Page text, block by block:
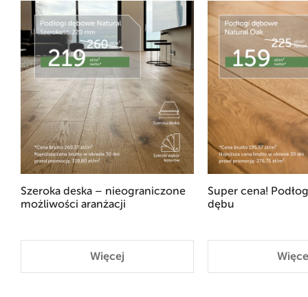
Szeroka deska – nieograniczone
możliwości aranżacji
Więcej
Super cena!
dębu